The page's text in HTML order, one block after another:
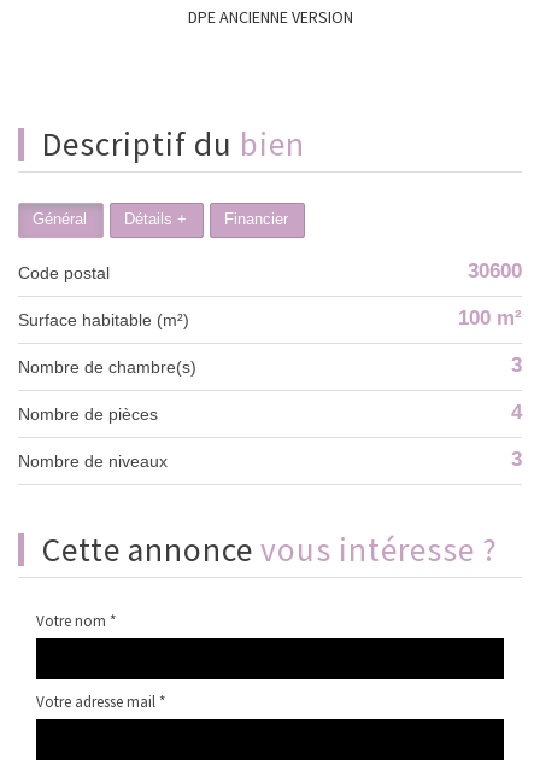
DPE ANCIENNE VERSION
descriptif du bien
Général Détails + Financier
Code postal 30600
Surface habitable (m²) 100 m²
Nombre de chambre(s) 3
Nombre de pièces 4
Nombre de niveaux 3
cette annonce vous intéresse ?
Votre nom *
Votre adresse mail *